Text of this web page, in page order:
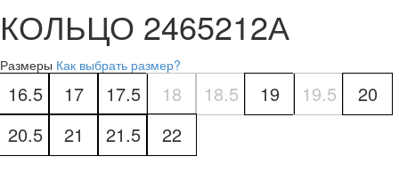
КОЛЬЦО 2465212А
Размеры Как выбрать размер?
16.5 17 17.5 18 18.5 19 19.5
20
20.5
21 21.5 22